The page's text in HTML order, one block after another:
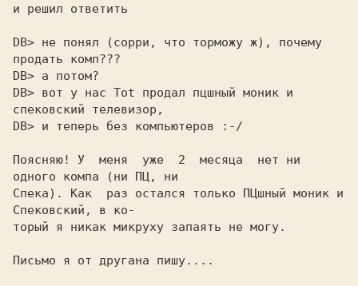
и решил ответить
DB> не понял (сорри, что торможу ж), почему
продать комп???
DB> а потом?
DB> вот у нас Tot продал пцшный моник и
спековский телевизор,
DB> и теперь без компьютеров :-/
Поясняю! У  меня  уже  2  месяца  нет ни
одного компа (ни ПЦ, ни
Спека). Как  раз остался только ПЦшный моник и
Спековский, в ко-
торый я никак микруху запаять не могу.
Письмо я от другана пишу....